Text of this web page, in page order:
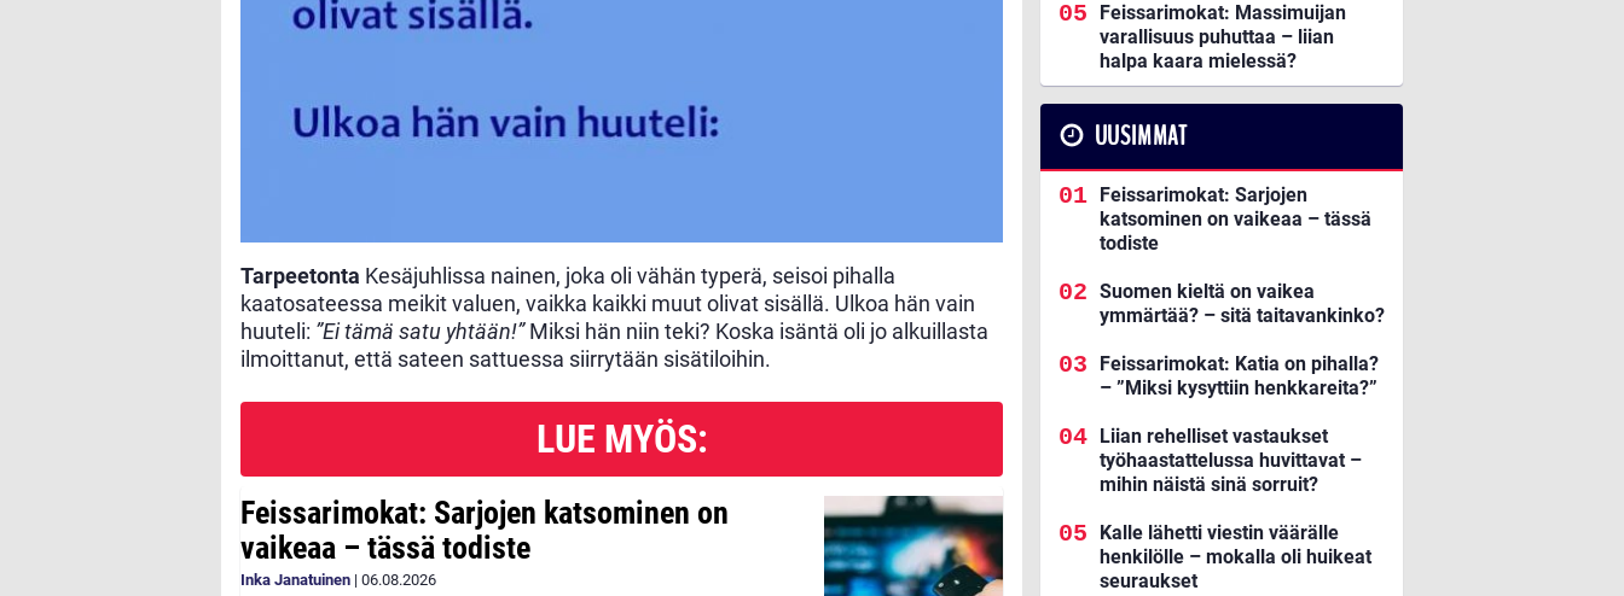
Tarpeetonta Kesäjuhlissa nainen, joka oli vähän typerä, seisoi pihalla
kaatosateessa meikit valuen, vaikka kaikki muut olivat sisällä. Ulkoa hän vain
huuteli: ”Ei tämä satu yhtään!”Miksi hän niin teki? Koska isäntä oli jo alkuillasta
ilmoittanut, että sateen sattuessa siirrytään sisätiloihin.
LUE MYÖS:
Feissarimokat: Sarjojen katsominen on
vaikeaa – tässä todiste
Inka Janatuinen | 06.08.2026
Feissarimokat: Massimuijan
varallisuus puhuttaa – liian
halpa kaara mielessä?
UUSIMMAT
Feissarimokat: Sarjojen
katsominen on vaikeaa – tässä
todiste
Suomen kieltä on vaikea
ymmärtää? – sitä taitavankinko?
Feissarimokat: Katia on pihalla?
– ”Miksi kysyttiin henkkareita?”
Liian rehelliset vastaukset
työhaastattelussa huvittavat –
mihin näistä sinä sorruit?
Kalle lähetti viestin väärälle
henkilölle – mokalla oli huikeat
seuraukset